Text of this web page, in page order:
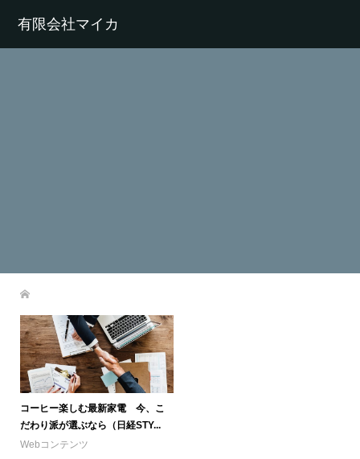
有限会社マイカ
コーヒー楽しむ最新家電 今、こ
だわり派が選ぶなら（日経STY...
Webコンテンツ